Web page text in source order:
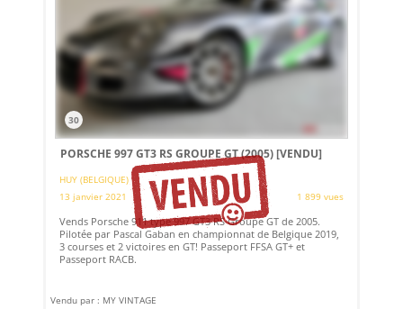
30
PORSCHE 997 GT3 RS GROUPE GT (2005)[VENDU]
HUY (BELGIQUE)
13 janvier 2021
1 899 vues
Vends Porsche 911 type 997 GT3 RS Groupe GT de 2005.
Pilotée par Pascal Gaban en championnat de Belgique 2019,
3 courses et 2 victoires en GT! Passeport FFSA GT+ et
Passeport RACB.
Vendu par : MY VINTAGE